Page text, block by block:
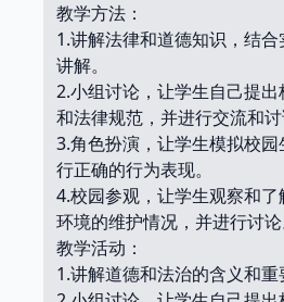
教学方法：
1.讲解法律和道德知识，结
讲解。
2.小组讨论，让学生自己提
和法律规范，并进行交流和讨
3.角色扮演，让学生模拟校
行正确的行为表现。
4.校园参观，让学生观察和
环境的维护情况，并进行讨论
教学活动：
1.讲解道德和法治的含义和重